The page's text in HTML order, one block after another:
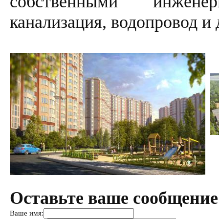
канализация, водопровод и
Оставьте ваше
Ваше имя: